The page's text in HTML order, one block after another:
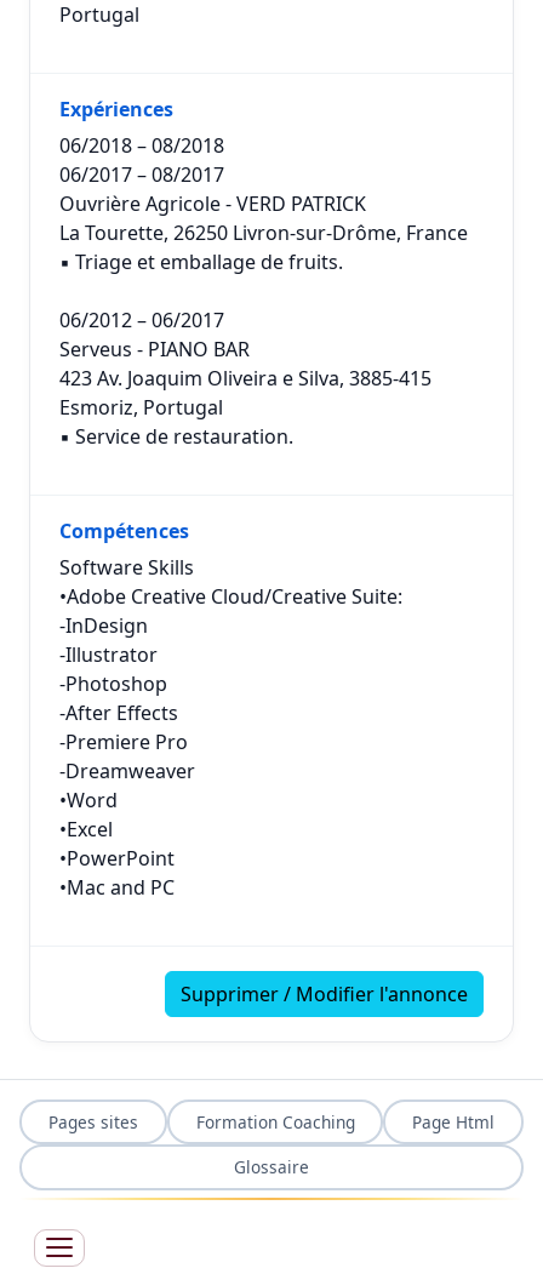
Portugal
Expériences
06/2018 – 08/2018
06/2017 – 08/2017
Ouvrière Agricole - VERD PATRICK
La Tourette, 26250 Livron-sur-Drôme, France
▪ Triage et emballage de fruits.
06/2012 – 06/2017
Serveus - PIANO BAR
423 Av. Joaquim Oliveira e Silva, 3885-415
Esmoriz, Portugal
▪ Service de restauration.
Compétences
Software Skills
•Adobe Creative Cloud/Creative Suite:
-InDesign
-Illustrator
-Photoshop
-After Effects
-Premiere Pro
-Dreamweaver
•Word
•Excel
•PowerPoint
•Mac and PC
Supprimer / Modifier l'annonce
Pages sites Formation Coaching
Page Html
Glossaire